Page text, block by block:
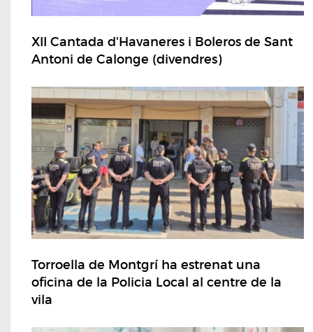
XII Cantada d'Havaneres i Boleros de Sant
Antoni de Calonge (divendres)
Torroella de Montgrí ha estrenat una
oficina de la Policia Local al centre de la
vila